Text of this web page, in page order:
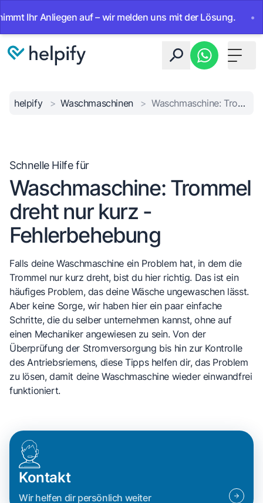
Anliegen auf – wir melden uns mit der Lösung. • Ab
Toggle
helpify > Waschmaschinen > Waschmaschine: Trommel dreht nur kurz - Fehlerbehebung
Schnelle Hilfe für
Waschmaschine: Trommel
dreht nur kurz -
Fehlerbehebung
Falls deine Waschmaschine ein Problem hat, in dem die
Trommel nur kurz dreht, bist du hier richtig. Das ist ein
häufiges Problem, das deine Wäsche ungewaschen lässt.
Aber keine Sorge, wir haben hier ein paar einfache
Schritte, die du selber unternehmen kannst, ohne auf
einen Mechaniker angewiesen zu sein. Von der
Überprüfung der Stromversorgung bis hin zur Kontrolle
des Antriebsriemens, diese Tipps helfen dir, das Problem
zu lösen, damit deine Waschmaschine wieder einwandfrei
funktioniert.
Kontakt
Wir helfen dir persönlich weiter